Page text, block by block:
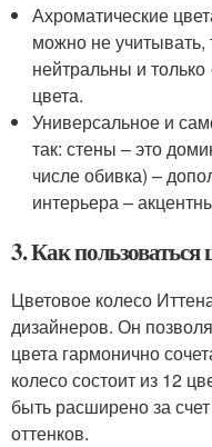
Ахроматические
можно не учитывать,
нейтральны и
цвета.
Универсальное и
так: стены – это
числе обивка) –
интерьера –
3. Как
Цветовое колесо
дизайнеров. Он
цвета гармонично
колесо состоит из 12
быть расширено за
оттенков.